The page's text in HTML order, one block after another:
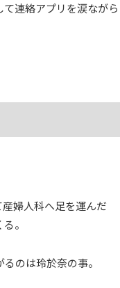
連絡アプリを涙ながら
婦人科へ足を運んだ
。
のは玲於奈の事。